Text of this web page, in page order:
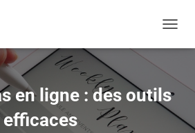
en ligne : des outils
efficaces